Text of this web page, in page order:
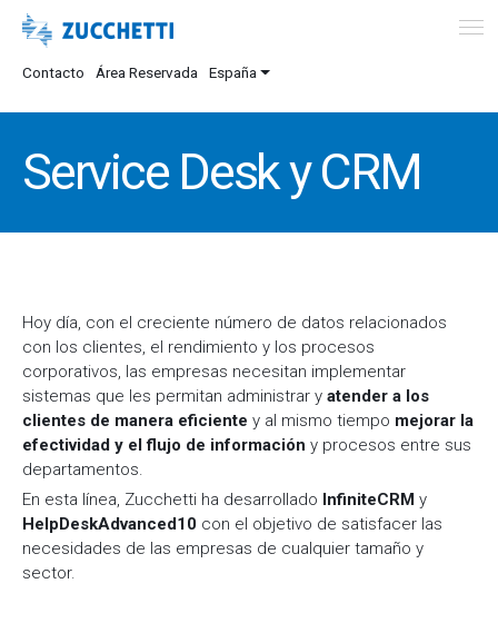
Contacto Área Reservada España
Service Desk y CRM
Hoy día, con el creciente número de datos relacionados
con los clientes, el rendimiento y los procesos
corporativos, las empresas necesitan implementar
sistemas que les permitan administrar y atender a los
clientes de manera eficiente y al mismo tiempo mejorar la
efectividad y el flujo de información y procesos entre sus
departamentos.
En esta línea, Zucchetti ha desarrollado InfiniteCRM y
HelpDeskAdvanced10 con el objetivo de satisfacer las
necesidades de las empresas de cualquier tamaño y
sector.